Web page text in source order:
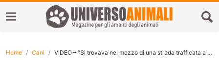
Home Cani VIDEO – “Si trovava nel mezzo di una strada trafficata a notte fonda. Mi sono fermato subito, era malato e senza peli. Era diffidente, poi sono riuscito a fargli una carezza ma mai mi sarei aspettato quella reazione.